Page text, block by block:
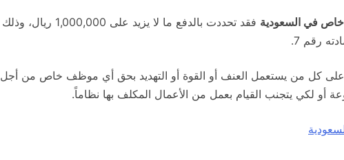
في السعودية
فقد تحددت بالدفع ما لا يزيد على 1,000,000 ريال، وذلك
رقم 7.
كل من يستعمل العنف أو القوة أو التهديد بحق أي موظف خاص من أجل
أو لكي يتجنب القيام بعمل من الأعمال المكلف بها نظاماً.